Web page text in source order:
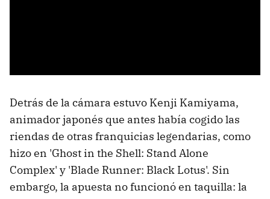
Detrás de la cámara estuvo Kenji Kamiyama,
animador japonés que antes había cogido las
riendas de otras franquicias legendarias, como
hizo en 'Ghost in the Shell: Stand Alone
Complex' y 'Blade Runner: Black Lotus'. Sin
embargo, la apuesta no funcionó en taquilla: la